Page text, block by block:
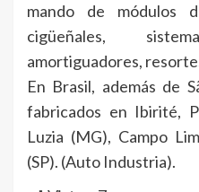
mando de módulos
cigüeñales,
amortiguadores,
En Brasil, además de
fabricados en Ibirité,
Luzia (MG), Campo
(SP). (Auto Industria).